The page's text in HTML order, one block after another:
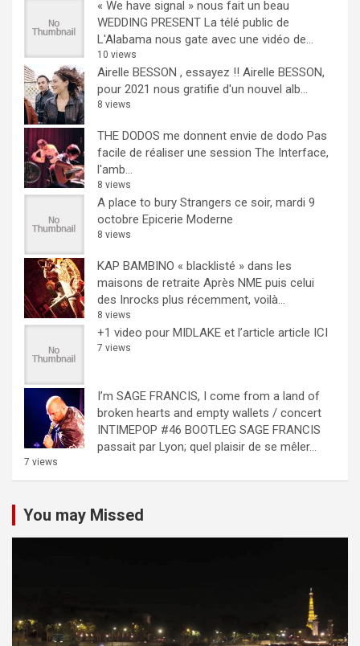
« We have signal » nous fait un beau
WEDDING PRESENT La télé public de
L'Alabama nous gate avec une vidéo de...
10 views
Airelle BESSON , essayez !! Airelle BESSON,
pour 2021 nous gratifie d'un nouvel alb...
8 views
THE DODOS me donnent envie de dodo Pas
facile de réaliser une session The Interface,
l'amb...
8 views
A place to bury Strangers ce soir, mardi 9
octobre Epicerie Moderne
8 views
KAP BAMBINO « blacklisté » dans les
maisons de retraite Après NME puis celui
des Inrocks plus récemment, voilà...
8 views
+1 video pour MIDLAKE et l’article article ICI
7 views
I’m SAGE FRANCIS, I come from a land of
broken hearts and empty wallets / concert
INTIMEPOP #46 BOOTLEG SAGE FRANCIS
passait par Lyon; quel plaisir de se mêler...
7 views
You may Missed